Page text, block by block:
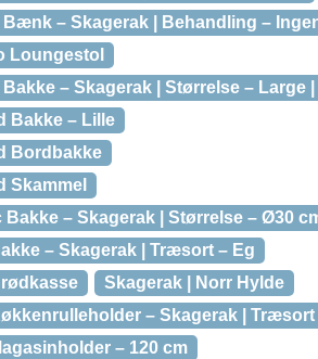
Bænk – Skagerak | Behandling –
Loungestol
– Skagerak | Størrelse – Large |
Bakke – Lille
Bordbakke
Skammel
– Skagerak | Størrelse – Ø30
– Skagerak | Træsort – Eg
Skagerak | Norr Hylde
– Skagerak | Træsort
– 120 cm